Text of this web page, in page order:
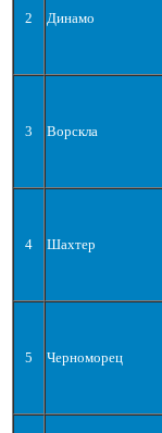
2 Динамо
3 Ворскла
4 Шахтер
5 Черноморец